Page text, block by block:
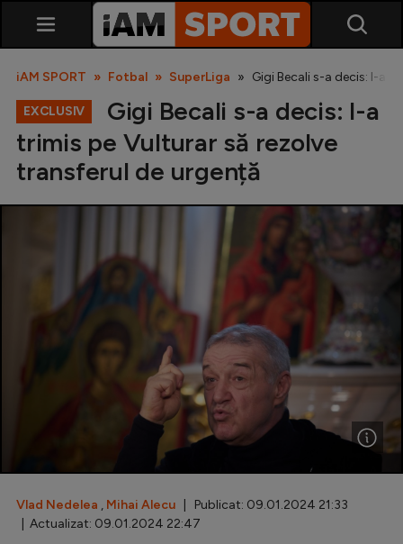
Liga 2
Cupa României
Echipa Națională
Fotbal feminin
Special
Diverse
Inedit
iAM SPORT Fotbal SuperLiga Gigi Becali s-a decis: l-a
EXCLUSIV
Gigi Becali s-a decis: l-a
trimis pe Vulturar să rezolve
transferul de urgență
Vlad Nedelea , Mihai Alecu | Publicat: 09.01.2024 21:33
| Actualizat: 09.01.2024 22:47